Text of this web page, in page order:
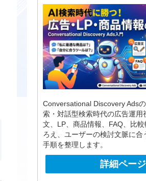
Conversational Discovery Ads
索・対話型検索時代の広告運用
文、LP、商品情報、FAQ、比
ろえ、ユーザーの検討文脈に合
手順を整理します。
詳細ページ